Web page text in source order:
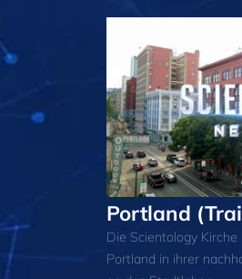
Portland
Die Scientology
Portland in ihrer